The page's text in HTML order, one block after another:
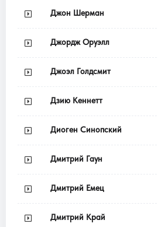
Джон Шерман
Джордж Оруэлл
Джоэл Голдсмит
Дзию Кеннетт
Диоген Синопский
Дмитрий Гаун
Дмитрий Емец
Дмитрий Край